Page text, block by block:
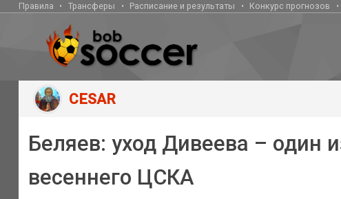
Правила Трансферы Расписание и результаты Конкурс прогнозов
CESAR
Беляев: уход Дивеева – один
весеннего ЦСКА